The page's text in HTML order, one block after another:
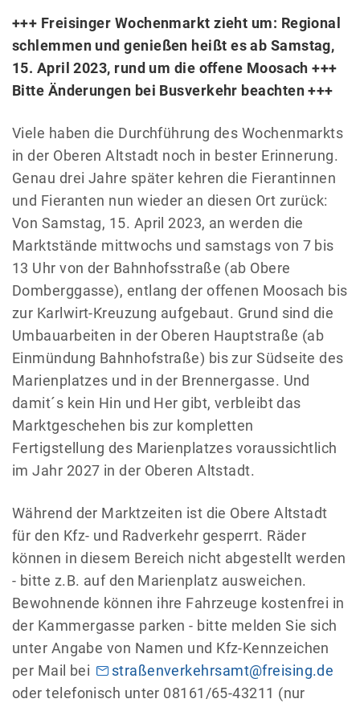
+++ Freisinger Wochenmarkt zieht um: Regional
schlemmen und genießen heißt es ab Samstag,
15. April 2023, rund um die offene Moosach +++
Bitte Änderungen bei Busverkehr beachten +++
Viele haben die Durchführung des Wochenmarkts
in der Oberen Altstadt noch in bester Erinnerung.
Genau drei Jahre später kehren die Fierantinnen
und Fieranten nun wieder an diesen Ort zurück:
Von Samstag, 15. April 2023, an werden die
Marktstände mittwochs und samstags von 7 bis
13 Uhr von der Bahnhofsstraße (ab Obere
Domberggasse), entlang der offenen Moosach bis
zur Karlwirt-Kreuzung aufgebaut. Grund sind die
Umbauarbeiten in der Oberen Hauptstraße (ab
Einmündung Bahnhofstraße) bis zur Südseite des
Marienplatzes und in der Brennergasse. Und
damit´s kein Hin und Her gibt, verbleibt das
Marktgeschehen bis zur kompletten
Fertigstellung des Marienplatzes voraussichtlich
im Jahr 2027 in der Oberen Altstadt.
Während der Marktzeiten ist die Obere Altstadt
für den Kfz- und Radverkehr gesperrt. Räder
können in diesem Bereich nicht abgestellt werden
- bitte z.B. auf den Marienplatz ausweichen.
Bewohnende können ihre Fahrzeuge kostenfrei in
der Kammergasse parken - bitte melden Sie sich
unter Angabe von Namen und Kfz-Kennzeichen
per Mail bei
straßenverkehrsamt@freising.de
oder telefonisch unter 08161/65-43211 (nur